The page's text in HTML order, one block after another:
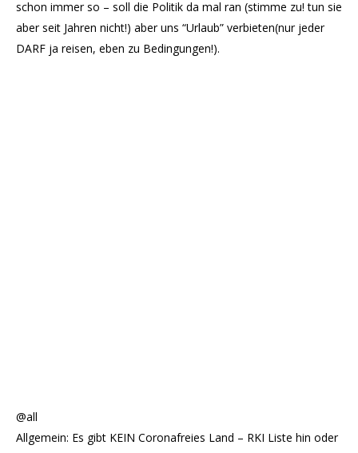
schon immer so – soll die Politik da mal ran (stimme zu! tun sie
aber seit Jahren nicht!) aber uns “Urlaub” verbieten(nur jeder
DARF ja reisen, eben zu Bedingungen!).
@all
Allgemein: Es gibt KEIN Coronafreies Land – RKI Liste hin oder